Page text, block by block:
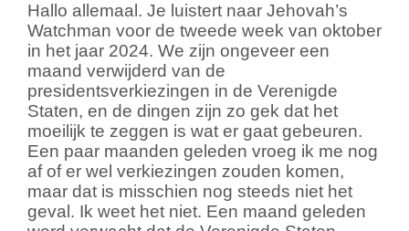
Hallo allemaal. Je luistert naar Jehovah’s
Watchman voor de tweede week van oktober
in het jaar 2024. We zijn ongeveer een
maand verwijderd van de
presidentsverkiezingen in de Verenigde
Staten, en de dingen zijn zo gek dat het
moeilijk te zeggen is wat er gaat gebeuren.
Een paar maanden geleden vroeg ik me nog
af of er wel verkiezingen zouden komen,
maar dat is misschien nog steeds niet het
geval. Ik weet het niet. Een maand geleden